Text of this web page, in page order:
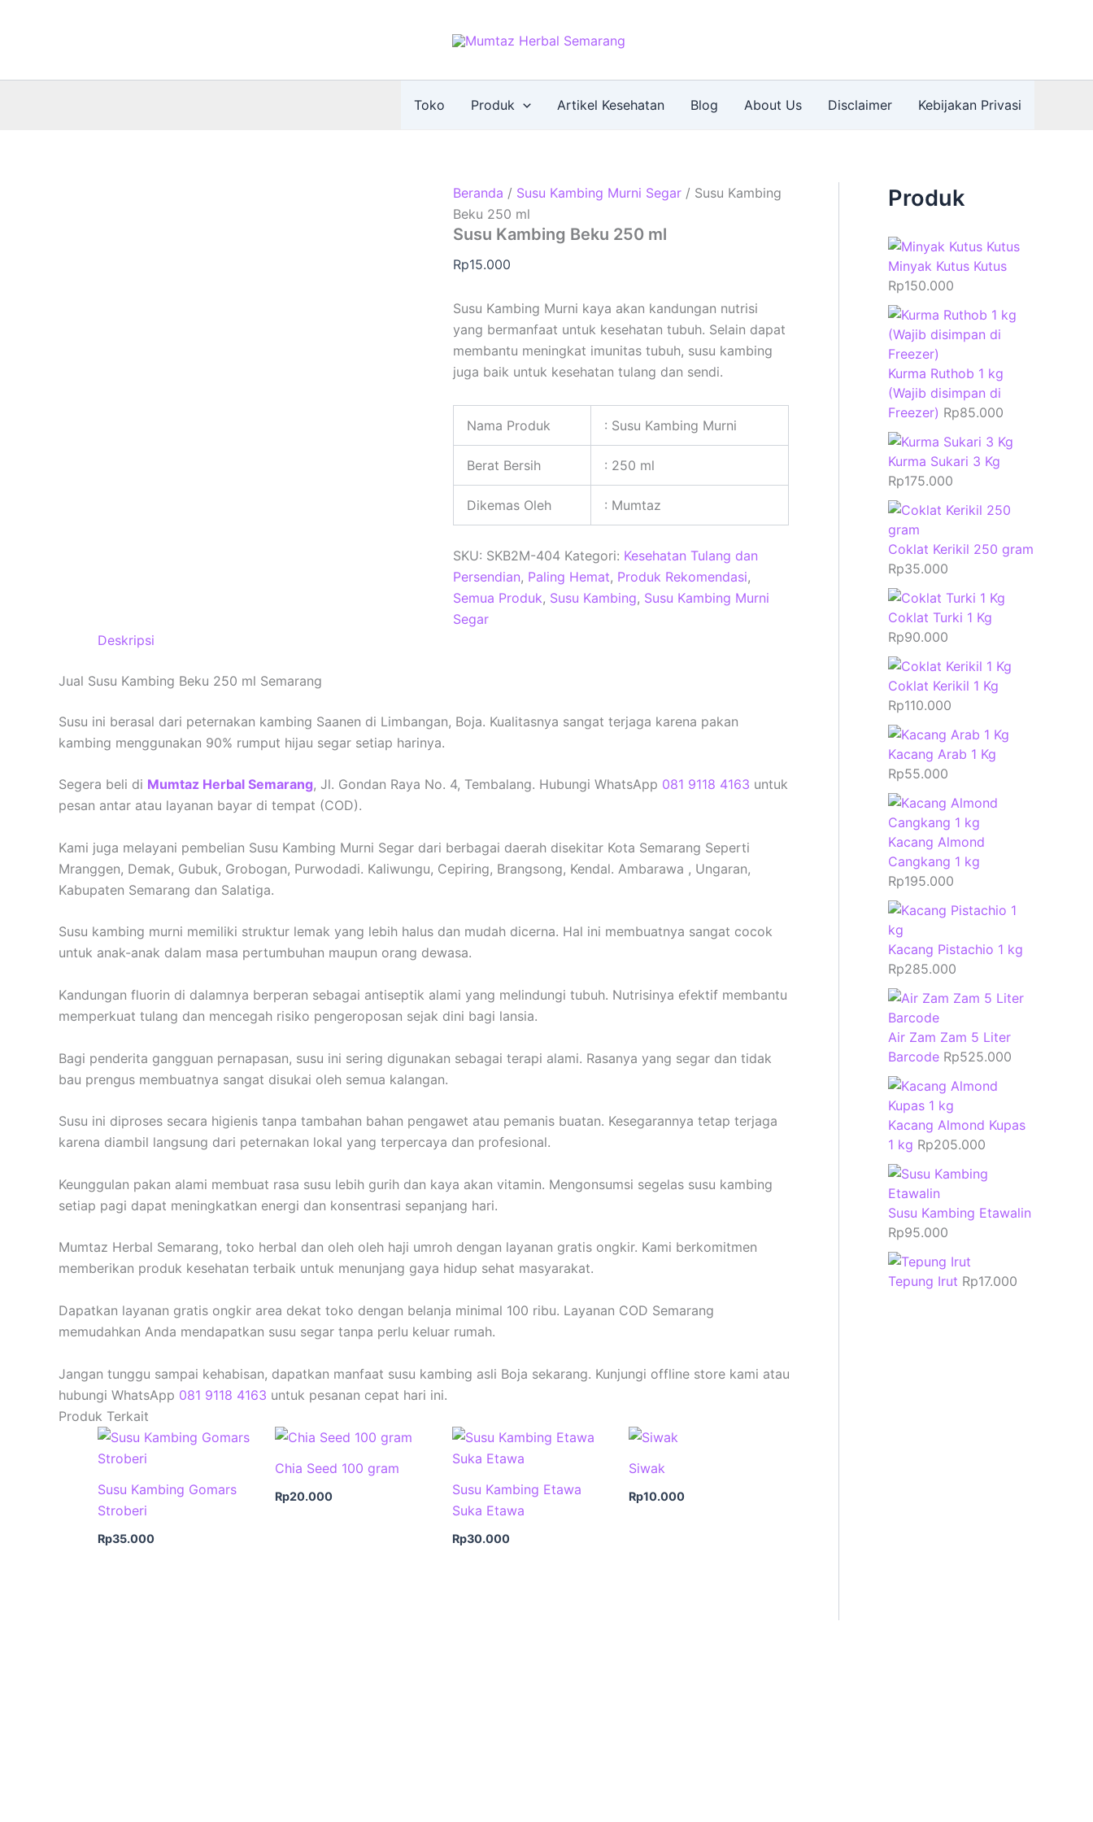
Toko Produk Artikel Kesehatan Blog About Us Disclaimer Kebijakan Privasi
Beranda / Susu Kambing Murni Segar / Susu Kambing
Beku 250 ml
Susu Kambing Beku 250 ml
Rp15.000
Susu Kambing Murni kaya akan kandungan nutrisi
yang bermanfaat untuk kesehatan tubuh. Selain dapat
membantu meningkat imunitas tubuh, susu kambing
juga baik untuk kesehatan tulang dan sendi.
Nama Produk : Susu Kambing Murni
Berat Bersih : 250 ml
Dikemas Oleh : Mumtaz
SKU: SKB2M-404 Kategori: Kesehatan Tulang dan
Persendian, Paling Hemat, Produk Rekomendasi,
Semua Produk, Susu Kambing, Susu Kambing Murni
Segar
Deskripsi
Jual Susu Kambing Beku 250 ml Semarang
Susu ini berasal dari peternakan kambing Saanen di Limbangan, Boja. Kualitasnya sangat terjaga karena pakan
kambing menggunakan 90% rumput hijau segar setiap harinya.
Segera beli di Mumtaz Herbal Semarang, Jl. Gondan Raya No. 4, Tembalang. Hubungi WhatsApp 081 9118 4163 untuk
pesan antar atau layanan bayar di tempat (COD).
Kami juga melayani pembelian Susu Kambing Murni Segar dari berbagai daerah disekitar Kota Semarang Seperti
Mranggen, Demak, Gubuk, Grobogan, Purwodadi. Kaliwungu, Cepiring, Brangsong, Kendal. Ambarawa , Ungaran,
Kabupaten Semarang dan Salatiga.
Susu kambing murni memiliki struktur lemak yang lebih halus dan mudah dicerna. Hal ini membuatnya sangat cocok
untuk anak-anak dalam masa pertumbuhan maupun orang dewasa.
Kandungan fluorin di dalamnya berperan sebagai antiseptik alami yang melindungi tubuh. Nutrisinya efektif membantu
memperkuat tulang dan mencegah risiko pengeroposan sejak dini bagi lansia.
Bagi penderita gangguan pernapasan, susu ini sering digunakan sebagai terapi alami. Rasanya yang segar dan tidak
bau prengus membuatnya sangat disukai oleh semua kalangan.
Susu ini diproses secara higienis tanpa tambahan bahan pengawet atau pemanis buatan. Kesegarannya tetap terjaga
karena diambil langsung dari peternakan lokal yang terpercaya dan profesional.
Keunggulan pakan alami membuat rasa susu lebih gurih dan kaya akan vitamin. Mengonsumsi segelas susu kambing
setiap pagi dapat meningkatkan energi dan konsentrasi sepanjang hari.
Mumtaz Herbal Semarang, toko herbal dan oleh oleh haji umroh dengan layanan gratis ongkir. Kami berkomitmen
memberikan produk kesehatan terbaik untuk menunjang gaya hidup sehat masyarakat.
Dapatkan layanan gratis ongkir area dekat toko dengan belanja minimal 100 ribu. Layanan COD Semarang
memudahkan Anda mendapatkan susu segar tanpa perlu keluar rumah.
Jangan tunggu sampai kehabisan, dapatkan manfaat susu kambing asli Boja sekarang. Kunjungi offline store kami atau
hubungi WhatsApp 081 9118 4163 untuk pesanan cepat hari ini.
Produk Terkait
Susu Kambing Gomars
Stroberi
Rp35.000
Chia Seed 100 gram
Rp20.000
Susu Kambing Etawa
Suka Etawa
Rp30.000
Siwak
Rp10.000
Produk
Minyak Kutus Kutus
Rp150.000
Kurma Ruthob 1 kg
(Wajib disimpan di
Freezer) Rp85.000
Kurma Sukari 3 Kg
Rp175.000
Coklat Kerikil 250 gram
Rp35.000
Coklat Turki 1 Kg
Rp90.000
Coklat Kerikil 1 Kg
Rp110.000
Kacang Arab 1 Kg
Rp55.000
Kacang Almond
Cangkang 1 kg
Rp195.000
Kacang Pistachio 1 kg
Rp285.000
Air Zam Zam 5 Liter
Barcode Rp525.000
Kacang Almond Kupas
1 kg Rp205.000
Susu Kambing Etawalin
Rp95.000
Tepung Irut Rp17.000